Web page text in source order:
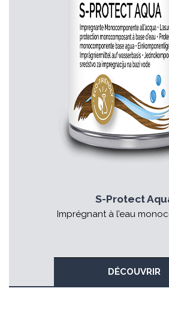
S-Protect
Imprégnant à l’eau
DÉCOUVRIR